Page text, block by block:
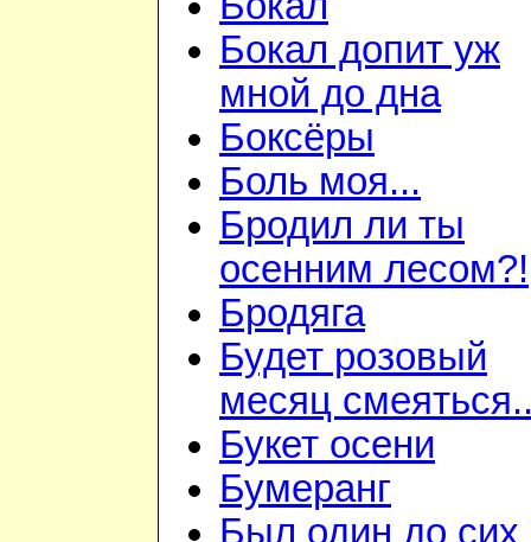
Бокал допит уж
мной до дна
Боксёры
Боль моя...
Бродил ли ты
осенним лесом?!
Бродяга
Будет розовый
месяц
Букет осени
Бумеранг
Был один до сих